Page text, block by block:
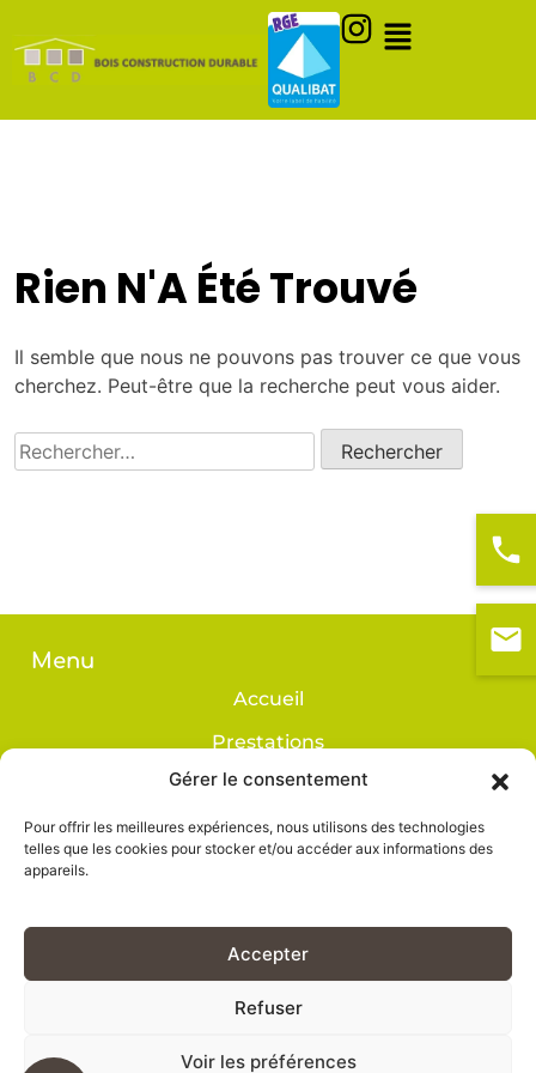
Gérer le consentement
Pour offrir les meilleures expériences, nous utilisons des technologies
telles que les cookies pour stocker et/ou accéder aux informations des
appareils.
Accepter
Refuser
Voir les préférences
Rien N'A Été Trouvé
Il semble que nous ne pouvons pas trouver ce que vous
cherchez. Peut-être que la recherche peut vous aider.
Menu
Accueil
Prestations
Réalisations
Avis
BOIS CONSTRUCTION DURABLE